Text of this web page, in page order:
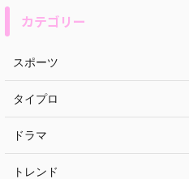
カテゴリー
スポーツ
タイプロ
ドラマ
トレンド